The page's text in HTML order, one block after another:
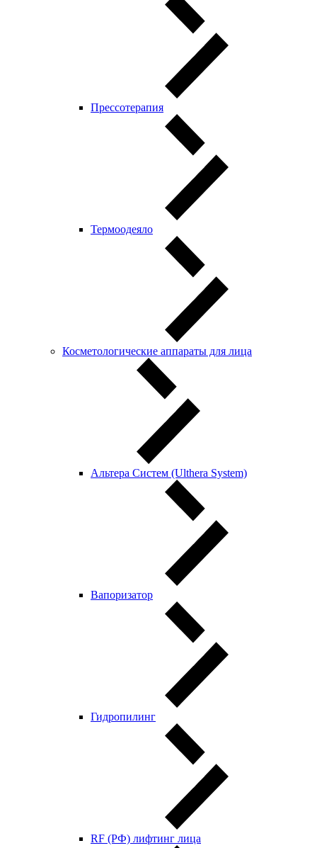
Прессотерапия
Термоодеяло
Косметологические аппараты для лица
Альтера Систем (Ulthera System)
Вапоризатор
Гидропилинг
RF (РФ) лифтинг лица